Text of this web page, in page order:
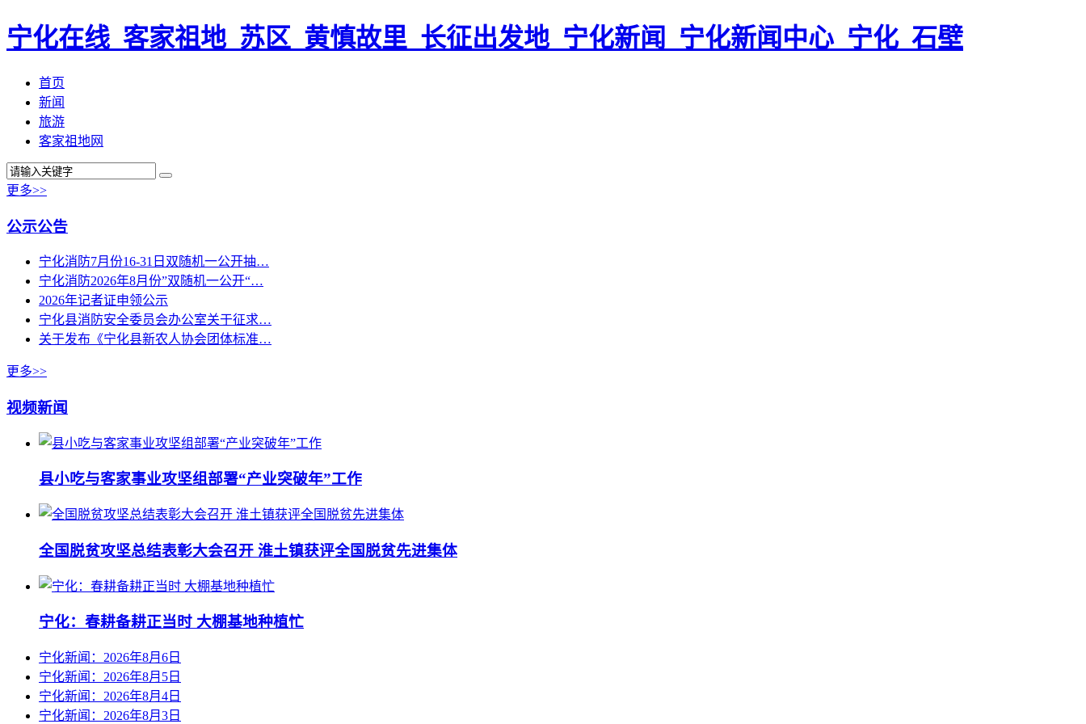
宁化在线_客家祖地_苏区_黄慎故里_长征出发地_宁化新闻_宁化新闻中心_宁化_石壁
首页
新闻
旅游
客家祖地网
更多>>
公示公告
宁化消防7月份16-31日双随机一公开抽…
宁化消防2026年8月份”双随机一公开“…
2026年记者证申领公示
宁化县消防安全委员会办公室关于征求…
关于发布《宁化县新农人协会团体标准…
更多>>
视频新闻
县小吃与客家事业攻坚组部署“产业突破年”工作
全国脱贫攻坚总结表彰大会召开 淮土镇获评全国脱贫先进集体
宁化：春耕备耕正当时 大棚基地种植忙
宁化新闻：2026年8月6日
宁化新闻：2026年8月5日
宁化新闻：2026年8月4日
宁化新闻：2026年8月3日